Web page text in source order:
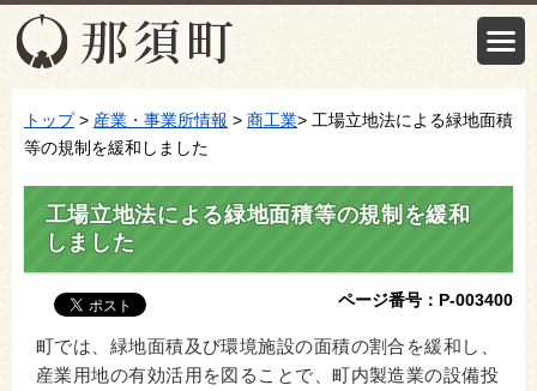
トップ> 産業・事業所情報 > 商工業> 工場立地法による緑地面積
等の規制を緩和しました
工場立地法による緑地面積等の規制を緩和
しました
ページ番号：P-003400
町では、緑地面積及び環境施設の面積の割合を緩和し、
産業用地の有効活用を図ることで、町内製造業の設備投